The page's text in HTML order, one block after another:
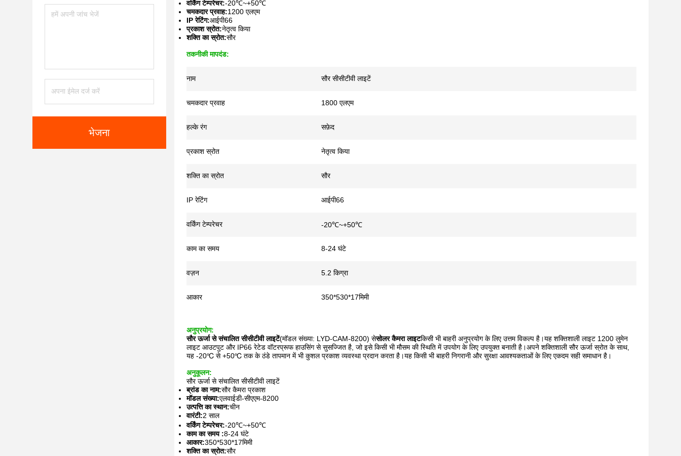
भेजना
वर्किंग टेम्परेचर:-20℃~+50℃
चमकदार प्रवाह:1200 एलएम
IP रेटिंग:आईपी66
प्रकाश स्रोत:नेतृत्व किया
शक्ति का स्रोत:सौर
तकनीकी मापदंड:
नाम सौर सीसीटीवी लाइटें
चमकदार प्रवाह 1800 एलएम
हल्के रंग सफ़ेद
प्रकाश स्रोत नेतृत्व किया
शक्ति का स्रोत सौर
IP रेटिंग आईपी66
वर्किंग टेम्परेचर -20℃~+50℃
काम का समय 8-24 घंटे
वज़न 5.2 किग्रा
आकार 350*530*17मिमी
अनुप्रयोग:
सौर ऊर्जा से संचालित सीसीटीवी लाइटें(मॉडल संख्या: LYD-CAM-8200) सेसोलर कैमरा लाइटकिसी भी बाहरी अनुप्रयोग के लिए उत्तम विकल्प है।यह शक्तिशाली लाइट 1200 लुमेन
लाइट आउटपुट और IP66 रेटेड वॉटरप्रूफ हाउसिंग से सुसज्जित है, जो इसे किसी भी मौसम की स्थिति में उपयोग के लिए उपयुक्त बनाती है।अपने शक्तिशाली सौर ऊर्जा स्रोत के साथ,
यह -20℃ से +50℃ तक के ठंडे तापमान में भी कुशल प्रकाश व्यवस्था प्रदान करता है।यह किसी भी बाहरी निगरानी और सुरक्षा आवश्यकताओं के लिए एकदम सही समाधान है।
अनुकूलन:
सौर ऊर्जा से संचालित सीसीटीवी लाइटें
ब्रांड का नाम:सौर कैमरा प्रकाश
मॉडल संख्या:एलवाईडी-सीएएम-8200
उत्पत्ति का स्थान:चीन
वारंटी:2 साल
वर्किंग टेम्परेचर:-20℃~+50℃
काम का समय :8-24 घंटे
आकार:350*530*17मिमी
शक्ति का स्रोत:सौर